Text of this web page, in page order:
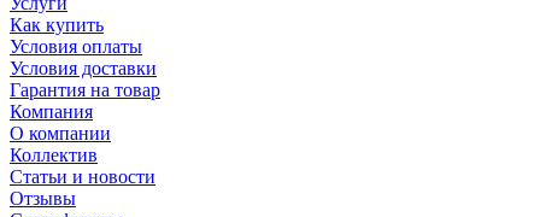
Как купить
Условия оплаты
Условия доставки
Гарантия на товар
Компания
О компании
Коллектив
Статьи и новости
Отзывы